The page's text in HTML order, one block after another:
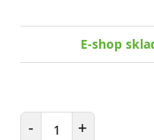
E-shop
- Počet položek
+
E-shop skladem > 10
položek